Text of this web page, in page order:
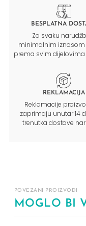
BESPLATNA
Za svaku
minimalnim
prema svim dijelovima
REKLAMACIJA
Reklamacije
zaprimaju unutar 14
trenutka dostave
POVEZANI PROIZVODI
MOGLO BI